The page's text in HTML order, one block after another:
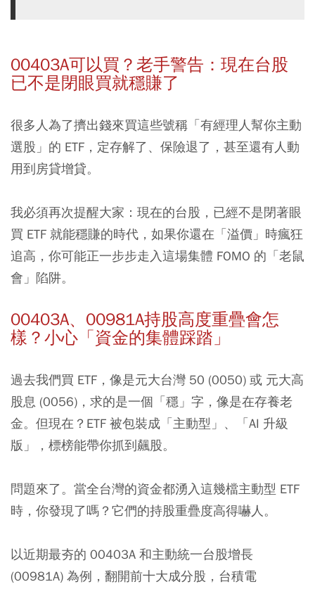
00403A可以買？老手警告：現在台股
已不是閉眼買就穩賺了
很多人為了擠出錢來買這些號稱「有經理人幫你主動
選股」的 ETF，定存解了、保險退了，甚至還有人動
用到房貸增貸。
我必須再次提醒大家： 現在的台股，已經不是閉著眼
買 ETF 就能穩賺的時代，如果你還在「溢價」時瘋狂
追高，你可能正一步步走入這場集體 FOMO 的「老鼠
會」陷阱。
00403A、00981A持股高度重疊會怎
樣？小心「資金的集體踩踏」
過去我們買 ETF，像是元大台灣 50 (0050) 或 元大高
股息 (0056)，求的是一個「穩」字，像是在存養老
金。但現在？ETF 被包裝成「主動型」、「AI 升級
版」，標榜能帶你抓到飆股。
問題來了。當全台灣的資金都湧入這幾檔主動型 ETF
時，你發現了嗎？它們的持股重疊度高得嚇人。
以近期最夯的 00403A 和主動統一台股增長
(00981A) 為例，翻開前十大成分股，台積電